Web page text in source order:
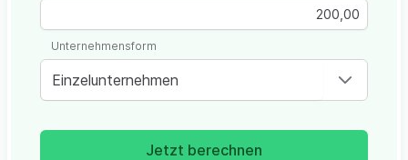
Einzelunternehmen
Unternehmensform
Jetzt berechnen